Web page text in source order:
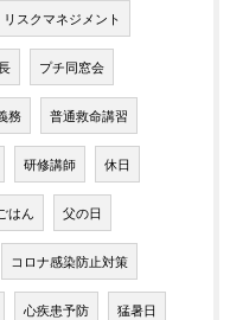
リスクマネジメント
プチ同窓会
務 普通救命講習
研修講師 休日
はん 父の日
コロナ感染防止対策
心疾患予防 猛暑日